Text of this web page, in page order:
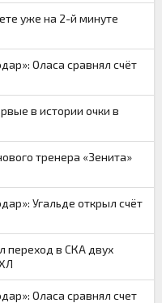
уже на 2-й минуте
Оласа сравнял счёт
в истории очки в
тренера «Зенита»
Угальде открыл счёт
переход в СКА двух
Оласа сравнял счет